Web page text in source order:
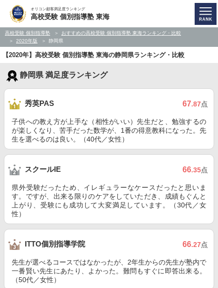
オリコン顧客満足度ランキング
高校受験 個別指導塾 東海
高校受験 個別指導塾
おすすめの高校受験 個別指導塾 東海ランキング・比較
2020年版
静岡県
【2020年】高校受験 個別指導塾 東海の静岡県ランキング・比較
静岡県 満足度ランキング
秀英PAS 67.87点
子供への教え方が上手な（相性がいい）先生だと、勉強するの
が楽しくなり、苦手だった数学が、1番の得意教科になった。先
生を選べるのは良い。（40代／女性）
スクールIE 66.35点
県外受験だったため、イレギュラーなケースだったと思いま
す。ですが、出来る限りのケアをしていただき、成績もぐんと
上がり、受験にも成功して大変満足しています。（30代／女
性）
ITTO個別指導学院 66.27点
先生が選べるコースではなかったが、2年生からの先生が塾内で
一番賢い先生にあたり、よかった。難問もすぐに即答出来る。
（50代／女性）